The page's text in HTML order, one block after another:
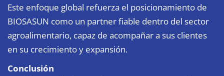
Este enfoque global refuerza el posicionamiento de
BIOSASUN como un partner fiable dentro del sector
agroalimentario, capaz de acompañar a sus clientes
en su crecimiento y expansión.
Conclusión